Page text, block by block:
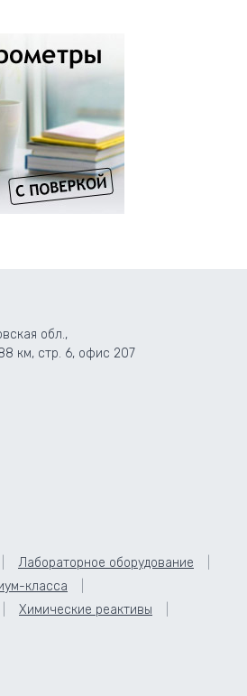
обл.,
км, стр. 6, офис 207
Лабораторное оборудование
класса
Химические реактивы